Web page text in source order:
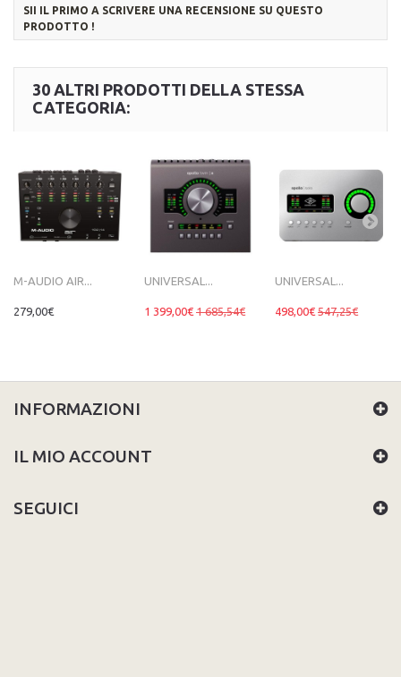
SII IL PRIMO A SCRIVERE UNA RECENSIONE SU QUESTO
PRODOTTO !
30 ALTRI PRODOTTI DELLA STESSA
CATEGORIA:
M-AUDIO AIR...
279,00€
UNIVERSAL...
1 399,00€ 1 685,54€
UNIVERSAL...
498,00€ 547,25€
INFORMAZIONI
IL MIO ACCOUNT
SEGUICI